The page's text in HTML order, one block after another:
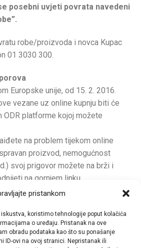
pristankom
koristimo tehnologije poput kolačića
o uređaju. Pristanak na ove
obradu podataka kao što su ponašanje
ID-ovi na ovoj stranici. Nepristanak ili
posebni uvjeti povrata navedeni
robe/proizvoda i novca Kupac
01 3030 300.
Europske unije, od 15. 2. 2016.
vezane uz online kupnju biti će
ODR platforme kojoj možete
na problem tijekom online
proizvod, nemogućnost
svoj prigovor možete na brži i
na gornjem linku.
i potrošači i trgovci, a prigovor je